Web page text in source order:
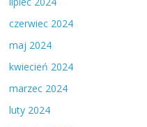
czerwiec 2024
maj 2024
kwiecień 2024
marzec 2024
luty 2024